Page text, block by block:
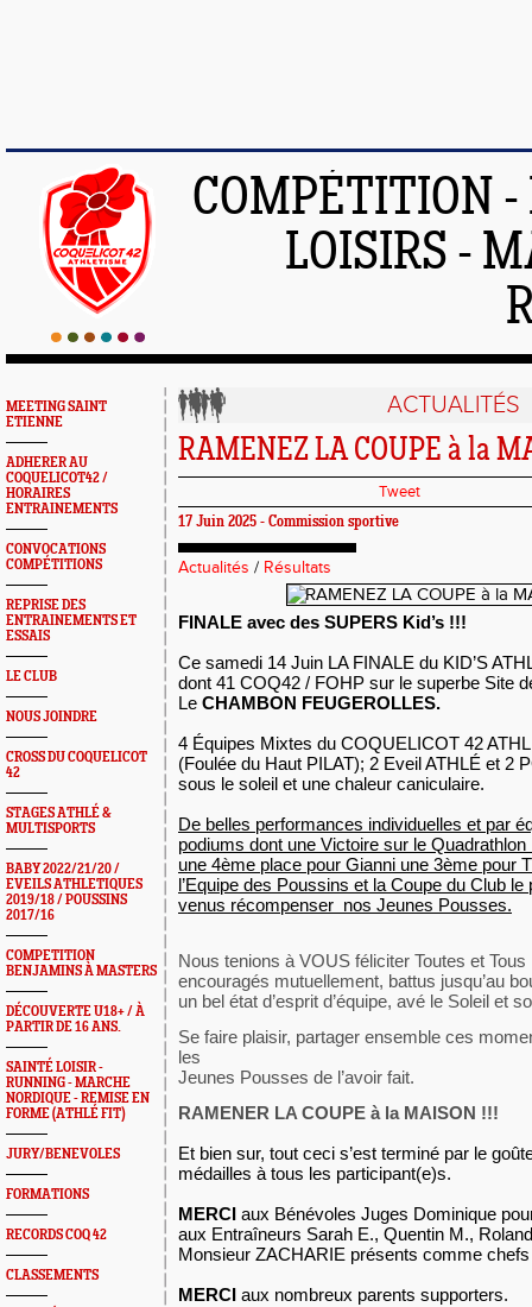
COMPÉTITION -
LOISIRS -
MEETING SAINT
ETIENNE
ADHERER AU
COQUELICOT42 /
HORAIRES
ENTRAINEMENTS
CONVOCATIONS
COMPÉTITIONS
REPRISE DES
ENTRAINEMENTS ET
ESSAIS
LE CLUB
NOUS JOINDRE
CROSS DU COQUELICOT
42
STAGES ATHLÉ &
MULTISPORTS
BABY 2022/21/20 /
EVEILS ATHLETIQUES
2019/18 / POUSSINS
2017/16
COMPETITION
BENJAMINS À MASTERS
DÉCOUVERTE U18+ / À
PARTIR DE 16 ANS.
SAINTÉ LOISIR -
RUNNING - MARCHE
NORDIQUE - REMISE EN
FORME (ATHLÉ FIT)
JURY/BENEVOLES
FORMATIONS
RECORDS COQ 42
CLASSEMENTS
ACTUALITÉS
RAMENEZ LA COUPE à la
Tweet
17 Juin 2025 - Commission sportive
Actualités / Résultats
FINALE avec des SUPERS Kid’s !!!
Ce samedi 14 Juin LA FINALE du KID’S
dont 41 COQ42 / FOHP sur le superbe Site
Le CHAMBON FEUGEROLLES.
4 Équipes Mixtes du COQUELICOT 42
(Foulée du Haut PILAT); 2 Eveil ATHLÉ et 2
sous le soleil et une chaleur caniculaire.
De belles performances individuelles et par
podiums dont une Victoire sur le
une 4ème place pour Gianni une 3ème pour
l’Equipe des Poussins et la Coupe du Club
venus récompenser nos Jeunes Pousses.
Nous tenions à VOUS féliciter Toutes et
encouragés mutuellement, battus jusqu’au
un bel état d’esprit d’équipe, avé le Soleil et
Se faire plaisir, partager ensemble ces
les
Jeunes Pousses de l’avoir fait.
RAMENER LA COUPE à la MAISON !!!
Et bien sur, tout ceci s’est terminé par le
médailles à tous les participant(e)s.
MERCI aux Bénévoles Juges Dominique
aux Entraîneurs Sarah E., Quentin M.,
Monsieur ZACHARIE présents comme chefs
MERCI aux nombreux parents supporters.